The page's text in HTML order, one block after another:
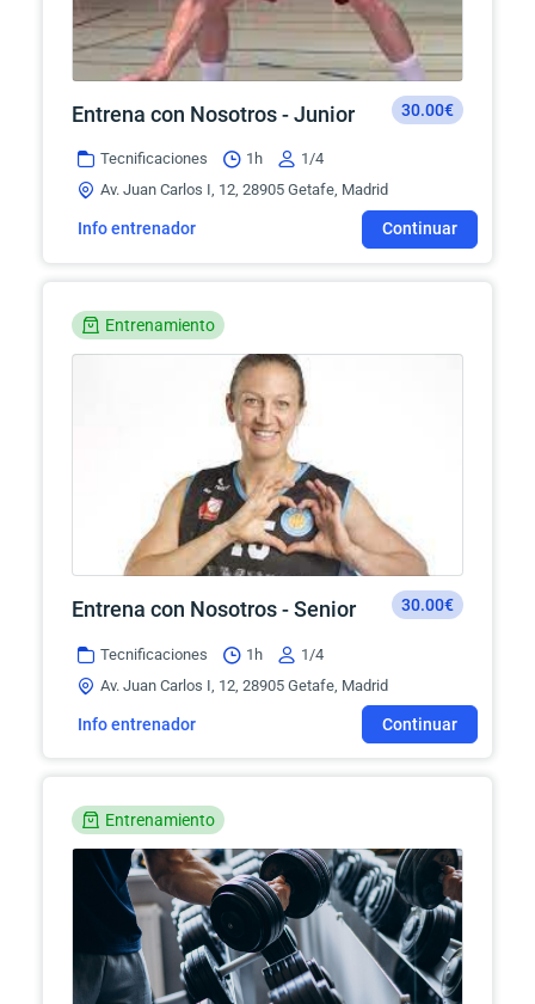
Entrena con Nosotros - Junior 30.00€
Tecnificaciones 1h
1/4
Av. Juan Carlos I, 12, 28905 Getafe, Madrid
Info entrenador Continuar
Entrenamiento
Entrena con Nosotros - Senior 30.00€
Tecnificaciones 1h
1/4
Av. Juan Carlos I, 12, 28905 Getafe, Madrid
Info entrenador Continuar
Entrenamiento